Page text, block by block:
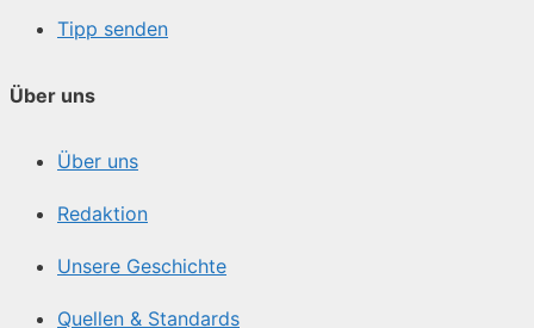
Tipp senden
Über uns
Über uns
Redaktion
Unsere Geschichte
Quellen & Standards